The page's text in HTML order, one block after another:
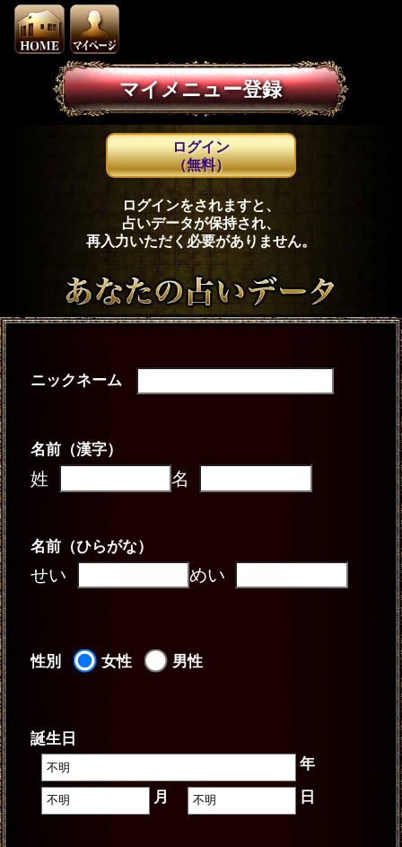
マイメニュー登録
ログイン
（無料）
ログインをされますと、
占いデータが保持され、
再入力いただく必要がありません。
ニックネーム
名前（漢字）
姓 名
名前（ひらがな）
せい めい
性別 女性 男性
誕生日
年
月
日